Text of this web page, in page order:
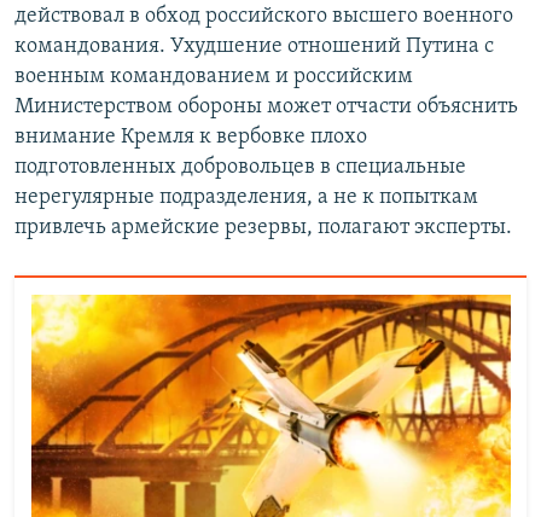
действовал в обход российского высшего военного
командования. Ухудшение отношений Путина с
военным командованием и российским
Министерством обороны может отчасти объяснить
внимание Кремля к вербовке плохо
подготовленных добровольцев в специальные
нерегулярные подразделения, а не к попыткам
привлечь армейские резервы, полагают эксперты.